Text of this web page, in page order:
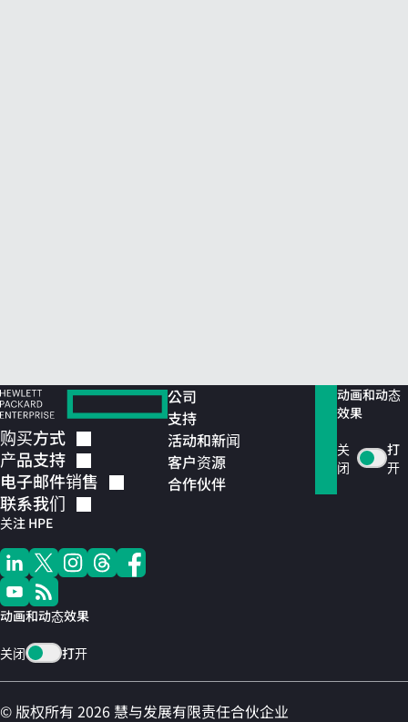
购买方式
产品支持
电子邮件销售
联系我们
关注 HPE
动画和动态效果
关闭 打开
公司
支持
活动和新闻
客户资源
合作伙伴
动画和动态
效果
关
闭
打
开
© 版权所有 2026 慧与发展有限责任合伙企业